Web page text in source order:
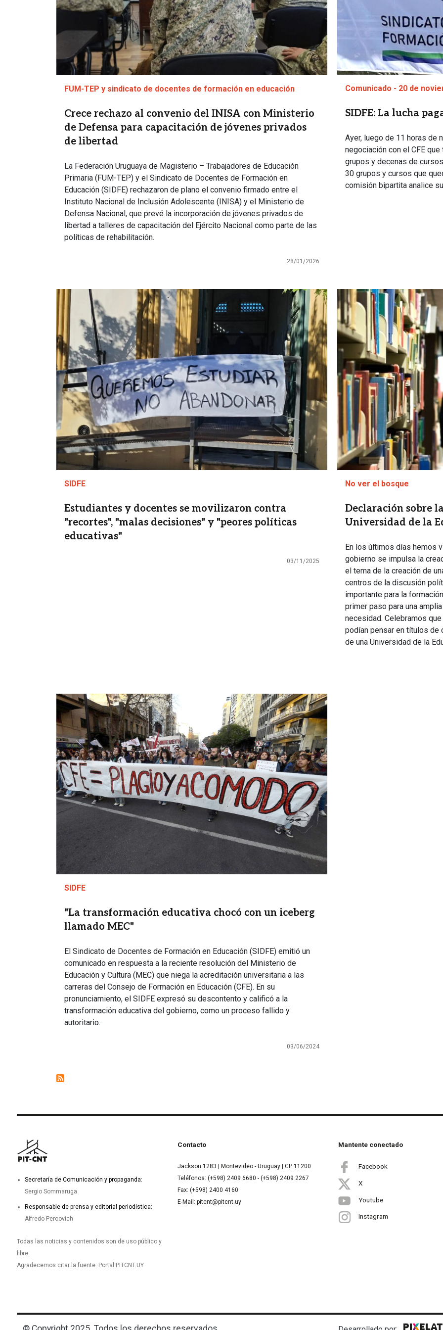
FUM-TEP y sindicato de docentes de formación en educación
Crece rechazo al convenio del INISA con Ministerio
de Defensa para capacitación de jóvenes privados
de libertad
La Federación Uruguaya de Magisterio – Trabajadores de Educación
Primaria (FUM-TEP) y el Sindicato de Docentes de Formación en
Educación (SIDFE) rechazaron de plano el convenio firmado entre el
Instituto Nacional de Inclusión Adolescente (INISA) y el Ministerio de
Defensa Nacional, que prevé la incorporación de jóvenes privados de
libertad a talleres de capacitación del Ejército Nacional como parte de las
políticas de rehabilitación.
28/01/2026
Comunicado - 20 de
SIDFE: La lucha
Ayer, luego de 11 horas de
negociación con el CFE
grupos y decenas de
30 grupos y cursos que
comisión bipartita analice
Imagen
SIDFE
Estudiantes y docentes se movilizaron contra
"recortes", "malas decisiones" y "peores políticas
educativas"
03/11/2025
Imagen
No ver el bosque
Declaración sobre
Universidad de la
En los últimos días hemos
gobierno se impulsa la
el tema de la creación de
centros de la discusión
importante para la
primer paso para una
necesidad. Celebramos
podían pensar en títulos de
de una Universidad de la
Imagen
SIDFE
"La transformación educativa chocó con un iceberg
llamado MEC"
El Sindicato de Docentes de Formación en Educación (SIDFE) emitió un
comunicado en respuesta a la reciente resolución del Ministerio de
Educación y Cultura (MEC) que niega la acreditación universitaria a las
carreras del Consejo de Formación en Educación (CFE). En su
pronunciamiento, el SIDFE expresó su descontento y calificó a la
transformación educativa del gobierno, como un proceso fallido y
autoritario.
03/06/2024
Secretaría de Comunicación y propaganda:
Sergio Sommaruga
Responsable de prensa y editorial periodística:
Alfredo Percovich
Todas las noticias y contenidos son de uso público y
libre.
Agradecemos citar la fuente: Portal PITCNT.UY
Contacto
Jackson 1283 | Montevideo - Uruguay | CP 11200
Teléfonos: (+598) 2409 6680 - (+598) 2409 2267
Fax: (+598) 2400 4160
E-Mail: pitcnt@pitcnt.uy
Mantente conectado
Facebook
X
Youtube
Instagram